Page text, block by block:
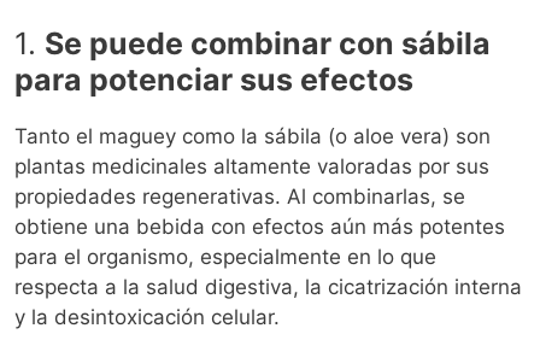
1. Se puede combinar con sábila
para potenciar sus efectos
Tanto el maguey como la sábila (o aloe vera) son
plantas medicinales altamente valoradas por sus
propiedades regenerativas. Al combinarlas, se
obtiene una bebida con efectos aún más potentes
para el organismo, especialmente en lo que
respecta a la salud digestiva, la cicatrización interna
y la desintoxicación celular.